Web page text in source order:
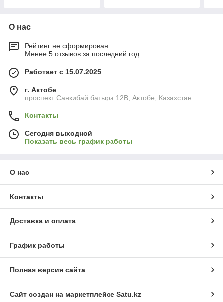
О нас
Рейтинг не сформирован
Менее 5 отзывов за последний год
Работает с 15.07.2025
г. Актобе
проспект Санкибай батыра 12В, Актобе, Казахстан
Контакты
Сегодня выходной
Показать весь график работы
О нас
Контакты
Доставка и оплата
График работы
Полная версия сайта
Сайт создан на маркетплейсе Satu.kz